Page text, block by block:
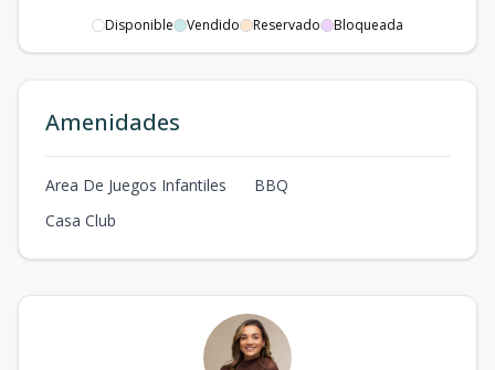
Disponible Vendido Reservado Bloqueada
Amenidades
Area De Juegos Infantiles
BBQ
Casa Club